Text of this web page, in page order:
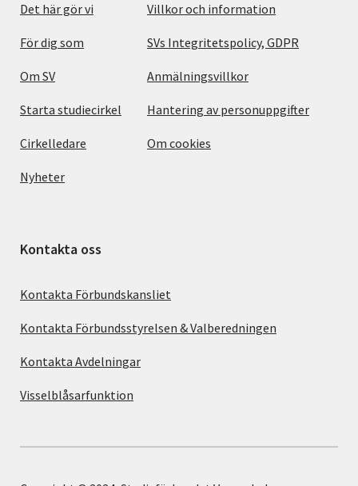
Det här gör vi
För dig som
Om SV
Starta studiecirkel
Cirkelledare
Nyheter
Villkor och information
SVs Integritetspolicy, GDPR
Anmälningsvillkor
Hantering av personuppgifter
Om cookies
Kontakta oss
Kontakta Förbundskansliet
Kontakta Förbundsstyrelsen & Valberedningen
Kontakta Avdelningar
Visselblåsarfunktion